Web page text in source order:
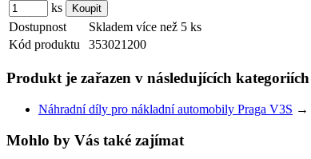
ks
Dostupnost
Skladem více než 5 ks
Kód produktu
353021200
Produkt je zařazen v následujících kategoriích
Náhradní díly pro nákladní automobily Praga V3S →
Mohlo by Vás také zajímat